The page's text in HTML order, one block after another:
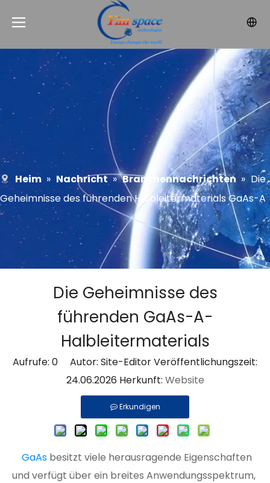
Heim » Nachricht » Branchennachrichten » Die
Geheimnisse des führenden Halbleitermaterials GaAs-A
Die Geheimnisse des
führenden GaAs-A-
Halbleitermaterials
Aufrufe: 0 Autor: Site-Editor Veröffentlichungszeit:
24.06.2026 Herkunft: Website
Erkundigen
GaAs besitzt viele herausragende Eigenschaften
und verfügt über ein breites Anwendungsspektrum,